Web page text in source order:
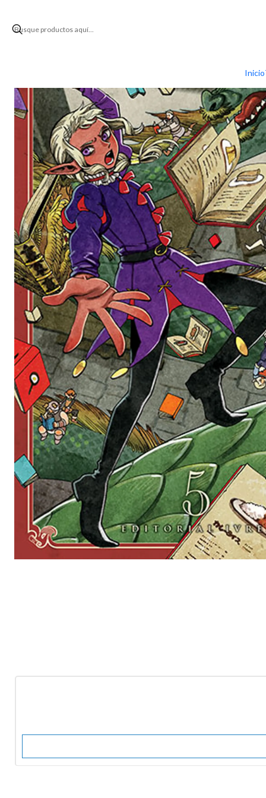
Inicio